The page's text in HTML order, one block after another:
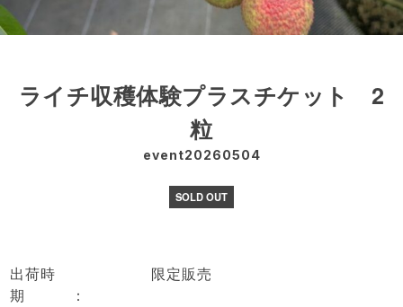
ライチ収穫体験プラスチケット 2
粒
event20260504
SOLD OUT
出荷時
期 ：
限定販売